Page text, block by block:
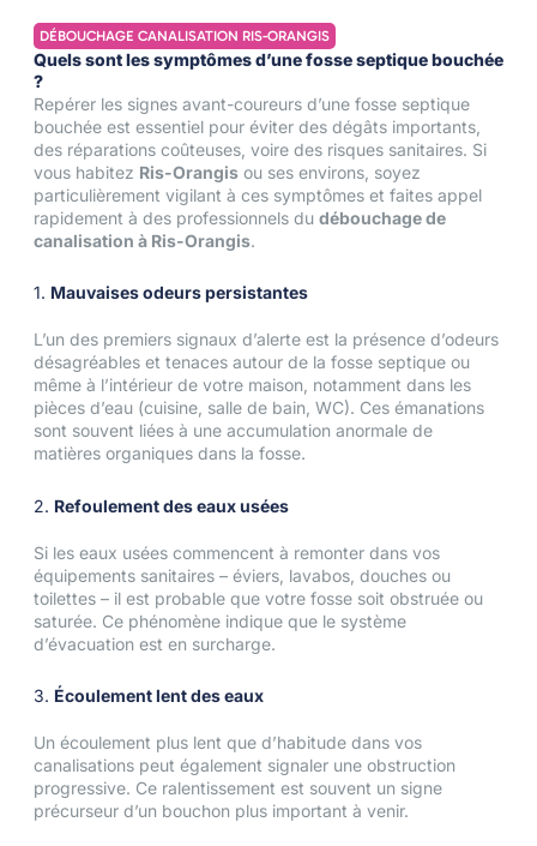
DÉBOUCHAGE CANALISATION RIS-ORANGIS
Quels sont les symptômes d’une fosse septique bouchée
?
Repérer les signes avant-coureurs d’une fosse septique
bouchée est essentiel pour éviter des dégâts importants,
des réparations coûteuses, voire des risques sanitaires. Si
vous habitez Ris-Orangis ou ses environs, soyez
particulièrement vigilant à ces symptômes et faites appel
rapidement à des professionnels du débouchage de
canalisation à Ris-Orangis.
1. Mauvaises odeurs persistantes
L’un des premiers signaux d’alerte est la présence d’odeurs
désagréables et tenaces autour de la fosse septique ou
même à l’intérieur de votre maison, notamment dans les
pièces d’eau (cuisine, salle de bain, WC). Ces émanations
sont souvent liées à une accumulation anormale de
matières organiques dans la fosse.
2. Refoulement des eaux usées
Si les eaux usées commencent à remonter dans vos
équipements sanitaires – éviers, lavabos, douches ou
toilettes – il est probable que votre fosse soit obstruée ou
saturée. Ce phénomène indique que le système
d’évacuation est en surcharge.
3. Écoulement lent des eaux
Un écoulement plus lent que d’habitude dans vos
canalisations peut également signaler une obstruction
progressive. Ce ralentissement est souvent un signe
précurseur d’un bouchon plus important à venir.